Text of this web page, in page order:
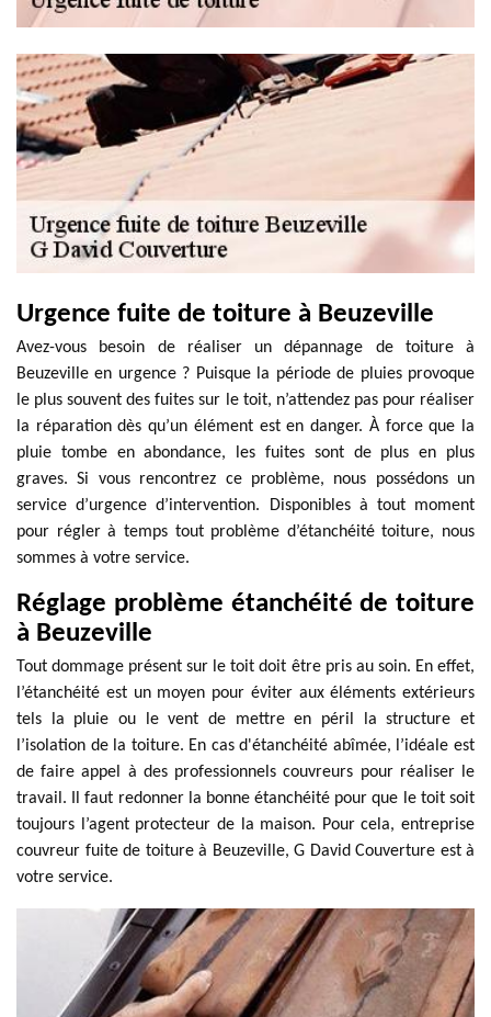
Urgence fuite de toiture à Beuzeville
Avez-vous besoin de réaliser un dépannage de toiture à
Beuzeville en urgence ? Puisque la période de pluies provoque
le plus souvent des fuites sur le toit, n’attendez pas pour réaliser
la réparation dès qu’un élément est en danger. À force que la
pluie tombe en abondance, les fuites sont de plus en plus
graves. Si vous rencontrez ce problème, nous possédons un
service d’urgence d’intervention. Disponibles à tout moment
pour régler à temps tout problème d’étanchéité toiture, nous
sommes à votre service.
Réglage problème étanchéité de toiture
à Beuzeville
Tout dommage présent sur le toit doit être pris au soin. En effet,
l’étanchéité est un moyen pour éviter aux éléments extérieurs
tels la pluie ou le vent de mettre en péril la structure et
l’isolation de la toiture. En cas d'étanchéité abîmée, l’idéale est
de faire appel à des professionnels couvreurs pour réaliser le
travail. Il faut redonner la bonne étanchéité pour que le toit soit
toujours l’agent protecteur de la maison. Pour cela, entreprise
couvreur fuite de toiture à Beuzeville, G David Couverture est à
votre service.